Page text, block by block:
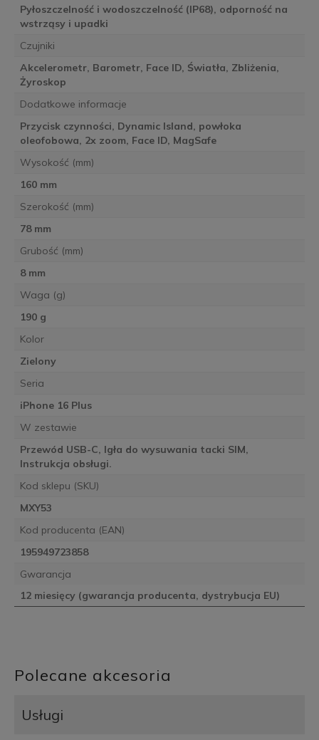
Pyłoszczelność i wodoszczelność (IP68), odporność na
wstrząsy i upadki
Czujniki
Akcelerometr, Barometr, Face ID, Światła, Zbliżenia,
Żyroskop
Dodatkowe informacje
Przycisk czynności, Dynamic Island, powłoka
oleofobowa, 2x zoom, Face ID, MagSafe
Wysokość (mm)
160 mm
Szerokość (mm)
78 mm
Grubość (mm)
8 mm
Waga (g)
190 g
Kolor
Zielony
Seria
iPhone 16 Plus
W zestawie
Przewód USB-C, Igła do wysuwania tacki SIM,
Instrukcja obsługi.
Kod sklepu (SKU)
MXY53
Kod producenta (EAN)
195949723858
Gwarancja
12 miesięcy (gwarancja producenta, dystrybucja EU)
Polecane akcesoria
Usługi